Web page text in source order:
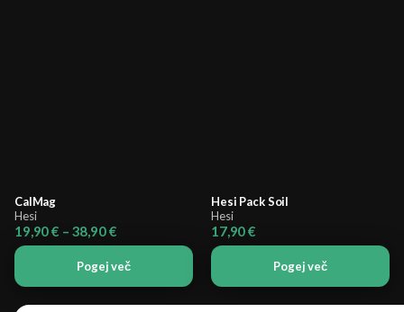
CalMag
Hesi
19,90€ – 38,90€Cenovni
razpon:
od
19,90 €
do
Pogej več
Hesi Pack Soil
Hesi
17,90€
Pogej več